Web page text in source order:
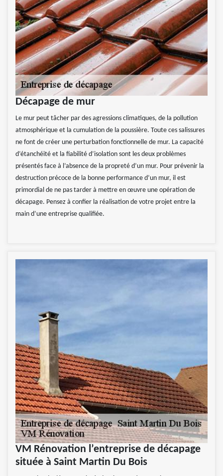
Décapage de mur
Le mur peut tâcher par des agressions climatiques, de la pollution
atmosphérique et la cumulation de la poussière. Toute ces salissures
ne font de créer une perturbation fonctionnelle de mur. La capacité
d’étanchéité et la fiabilité d’isolation sont les deux problèmes
présentés face à l’absence de la propreté d’un mur. Pour prévenir la
destruction précoce de la bonne performance d’un mur, il est
primordial de ne pas tarder à mettre en œuvre une opération de
décapage. Pensez à confier la réalisation de votre projet entre la
main d’une entreprise qualifiée.
VM Rénovation l’entreprise de décapage
située à Saint Martin Du Bois